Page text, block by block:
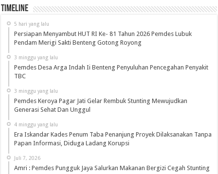
Timeline
5 hari yang lalu
Persiapan Menyambut HUT RI Ke- 81 Tahun 2026 Pemdes Lubuk
Pendam Merigi Sakti Benteng Gotong Royong
3 minggu yang lalu
Pemdes Desa Arga Indah Ii Benteng Penyuluhan Pencegahan Penyakit
TBC
3 minggu yang lalu
Pemdes Keroya Pagar Jati Gelar Rembuk Stunting Mewujudkan
Generasi Sehat Dan Unggul
4 minggu yang lalu
Era Iskandar Kades Penum Taba Penanjung Proyek Dilaksanakan Tanpa
Papan Informasi, Diduga Ladang Korupsi
Juli 7, 2026
Amri : Pemdes Pungguk Jaya Salurkan Makanan Bergizi Cegah Stunting